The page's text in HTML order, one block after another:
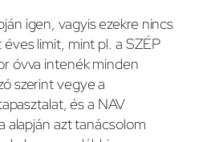
igen, vagyis ezekre nincs
limit, mint pl. a SZÉP
óvva intenék minden
szerint vegye a
és a NAV
alapján azt tanácsolom